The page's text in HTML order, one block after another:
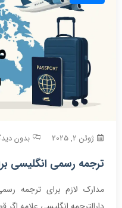
ژوئن 2, 2025 بدون
ترجمه رسمی انگلیسی
مدارک لازم برای ترجمه